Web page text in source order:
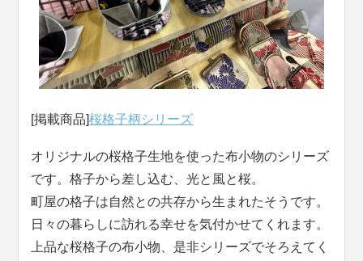
[掲載商品]桜格子柄シリーズ
オリジナルの桜格子生地を使った布小物のシリーズ
です。格子から差し込む、光と風と桜。
町屋の格子は自然との共存から生まれたそうです。
日々の暮らしに訪れる幸せを気付かせてくれます。
上品な桜格子の布小物、是非シリーズでそろえてく